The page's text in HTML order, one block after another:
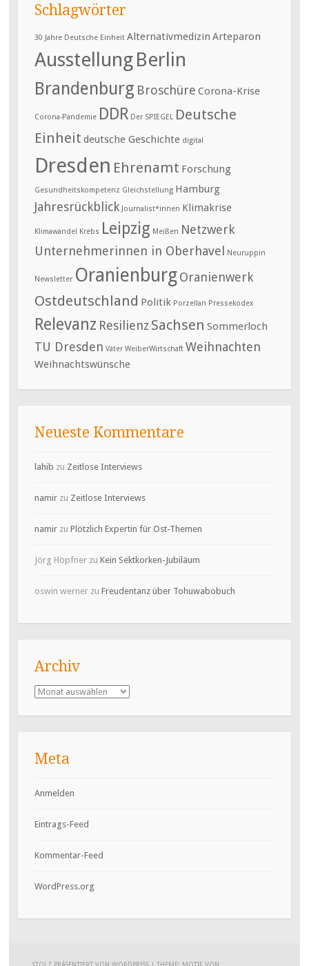
Schlagwörter
30 Jahre Deutsche Einheit Alternativmedizin Arteparon
AusstellungBerlin
Brandenburg Broschüre Corona-Krise
Corona-Pandemie DDR Der SPIEGEL Deutsche
Einheit deutsche Geschichte digital
Dresden Ehrenamt Forschung
Gesundheitskompetenz Gleichstellung Hamburg
Jahresrückblick Journalist*innen Klimakrise
Klimawandel Krebs Leipzig Meißen Netzwerk
Unternehmerinnen in Oberhavel Neuruppin
Newsletter OranienburgOranienwerk
Ostdeutschland Politik Porzellan Pressekodex
Relevanz Resilienz Sachsen Sommerloch
TU Dresden Väter WeiberWirtschaft Weihnachten
Weihnachtswünsche
Neueste Kommentare
lahib zu Zeitlose Interviews
namirzu Zeitlose Interviews
namirzu Plötzlich Expertin für Ost-Themen
Jörg Höpfnerzu Kein Sektkorken-Jubiläum
oswin wernerzu Freudentanz über Tohuwabobuch
Archiv
Archiv
Meta
Anmelden
Eintrags-Feed
Kommentar-Feed
WordPress.org